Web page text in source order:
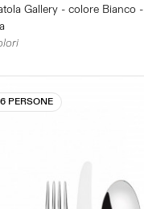
Gallery - colore Bianco -
PERSONE